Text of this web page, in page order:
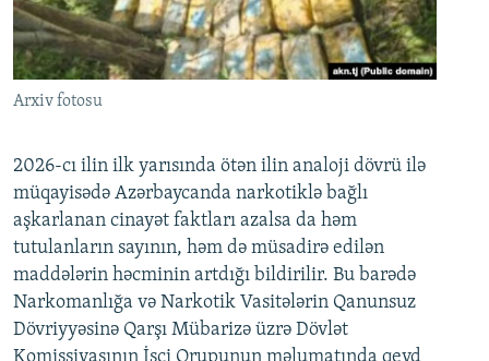
Arxiv fotosu
2026-cı ilin ilk yarısında ötən ilin analoji dövrü ilə
müqayisədə Azərbaycanda narkotiklə bağlı
aşkarlanan cinayət faktları azalsa da həm
tutulanların sayının, həm də müsadirə edilən
maddələrin həcminin artdığı bildirilir. Bu barədə
Narkomanlığa və Narkotik Vasitələrin Qanunsuz
Dövriyyəsinə Qarşı Mübarizə üzrə Dövlət